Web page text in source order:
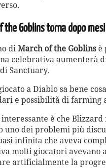
the Goblins torna dopo
di March of the Goblinsè
celebrativa aumenterà
Sanctuary.
a Diablo sa bene
e possibilità di farming
interessante è che
uno dei problemi più
infinita che aveva
molti giocatori avevano
artificialmente la